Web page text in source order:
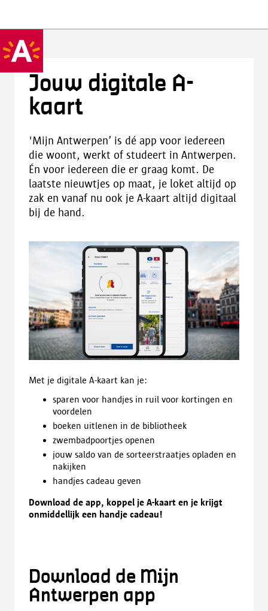
Jouw digitale A-
kaart
'Mijn Antwerpen’ is dé app voor iedereen
die woont, werkt of studeert in Antwerpen.
Én voor iedereen die er graag komt. De
laatste nieuwtjes op maat, je loket altijd op
zak en vanaf nu ook je A-kaart altijd digitaal
bij de hand.
Met je digitale A-kaart kan je:
sparen voor handjes in ruil voor kortingen en
voordelen
boeken uitlenen in de bibliotheek
zwembadpoortjes openen
jouw saldo van de sorteerstraatjes opladen en
nakijken
handjes cadeau geven
Download de app, koppel je A-kaart en je krijgt
onmiddellijk een handje cadeau!
Download de Mijn
Antwerpen app